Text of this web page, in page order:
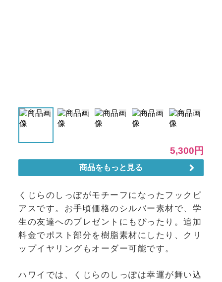
くじらのしっぽがモチーフになったフックピ
アスです。お手頃価格のシルバー素材で、学
生の友達へのプレゼントにもぴったり。追加
料金でポスト部分を樹脂素材にしたり、クリ
ップイヤリングもオーダー可能です。
ハワイでは、くじらのしっぽは幸運が舞い込